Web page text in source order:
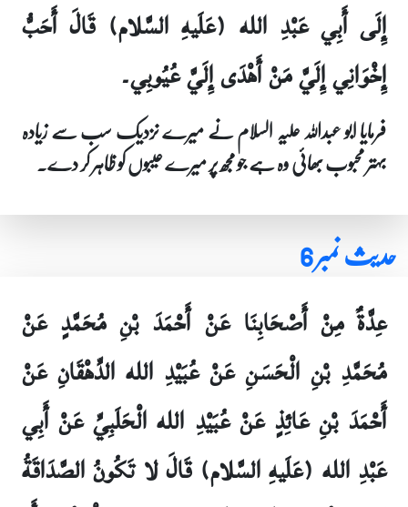
إِلَى أَبِي عَبْدِ الله (عَلَيهِ السَّلام) قَالَ أَحَبُّ
إِخْوَانِي إِلَيَّ مَنْ أَهْدَى إِلَيَّ عُيُوبِي۔
فرمایا ابو عبداللہ علیہ السلام نے میرے نزدیک سب سے زیادہ
بہتر محبوب بھائی وہ ہے جو مجھ پر میرے عیبوں کو ظاہر کر دے۔
حدیث نمبر 6
عِدَّةٌ مِنْ أَصْحَابِنَا عَنْ أَحْمَدَ بْنِ مُحَمَّدٍ عَنْ
مُحَمَّدِ بْنِ الْحَسَنِ عَنْ عُبَيْدِ الله الدِّهْقَانِ عَنْ
أَحْمَدَ بْنِ عَائِذٍ عَنْ عُبَيْدِ الله الْحَلَبِيِّ عَنْ أَبِي
عَبْدِ الله (عَلَيهِ السَّلام) قَالَ لا تَكُونُ الصَّدَاقَةُ